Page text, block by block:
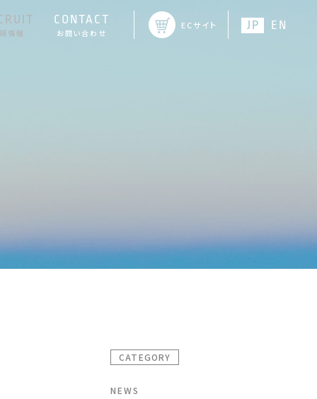
情報
CONTACT
お問い合わせ
ECサイト JP EN
CATEGORY
NEWS